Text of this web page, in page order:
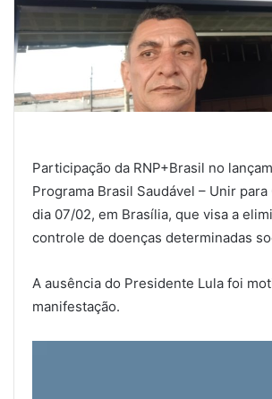
Participação da RNP+Brasil no
Programa Brasil Saudável – Unir para
dia 07/02, em Brasília, que visa a
controle de doenças determinadas
A ausência do Presidente Lula foi
manifestação.